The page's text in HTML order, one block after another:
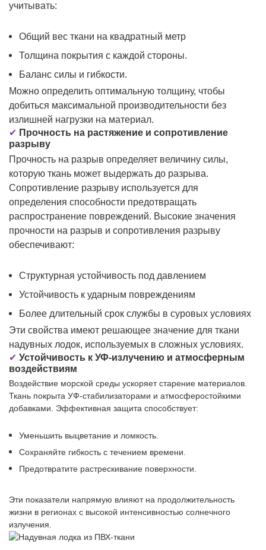
учитывать:
Общий вес ткани на квадратный метр
Толщина покрытия с каждой стороны.
Баланс силы и гибкости.
Можно определить оптимальную толщину, чтобы
добиться максимальной производительности без
излишней нагрузки на материал.
✔ Прочность на растяжение и сопротивление
разрыву
Прочность на разрыв определяет величину силы,
которую ткань может выдержать до разрыва.
Сопротивление разрыву используется для
определения способности предотвращать
распространение повреждений. Высокие значения
прочности на разрыв и сопротивления разрыву
обеспечивают:
Структурная устойчивость под давлением
Устойчивость к ударным повреждениям
Более длительный срок службы в суровых условиях
Эти свойства имеют решающее значение для ткани
надувных лодок, используемых в сложных условиях.
✔ Устойчивость к УФ-излучению и атмосферным
воздействиям
Воздействие морской среды ускоряет старение материалов.
Ткань покрыта УФ-стабилизаторами и атмосферостойкими
добавками. Эффективная защита способствует:
Уменьшить выцветание и ломкость.
Сохраняйте гибкость с течением времени.
Предотвратите растрескивание поверхности.
Эти показатели напрямую влияют на продолжительность
жизни в регионах с высокой интенсивностью солнечного
излучения.